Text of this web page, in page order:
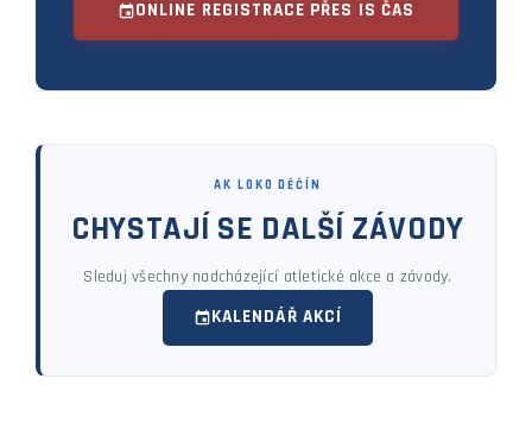
ONLINE REGISTRACE PŘES IS ČAS
AK LOKO DĚČÍN
CHYSTAJÍ SE DALŠÍ ZÁVODY
Sleduj všechny nadcházející atletické akce a závody.
KALENDÁŘ AKCÍ